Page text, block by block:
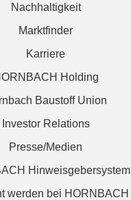
Nachhaltigkeit
Marktfinder
Karriere
Holding
Baustoff Union
Investor Relations
Presse/Medien
Hinweisgebersystem
werden bei HORNBACH